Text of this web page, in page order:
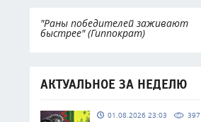
"Раны победителей заживают
быстрее" (Гиппократ)
АКТУАЛЬНОЕ ЗА НЕДЕЛЮ
01.08.2026 23:03 397